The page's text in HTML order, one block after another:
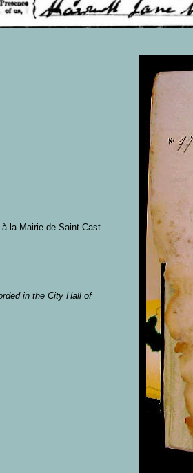
la Mairie de Saint Cast
in the City Hall of